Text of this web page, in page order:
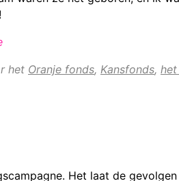
het Oranje fonds, Kansfonds,
Het laat de